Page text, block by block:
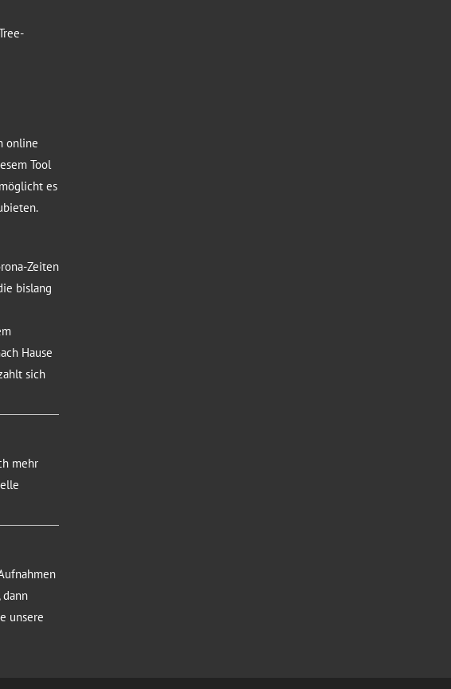
online
Tool
es
Zeiten
bislang
Hause
sich
mehr
unsere